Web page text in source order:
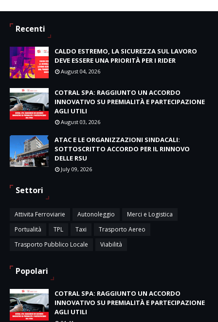
Recenti
CALDO ESTREMO, LA SICUREZZA SUL LAVORO
DEVE ESSERE UNA PRIORITÀ PER I RIDER
August 04, 2026
COTRAL SPA: RAGGIUNTO UN ACCORDO
INNOVATIVO SU PREMIALITÀ E PARTECIPAZIONE
AGLI UTILI
August 03, 2026
ATAC E LE ORGANIZZAZIONI SINDACALI:
SOTTOSCRITTO ACCORDO PER IL RINNOVO
DELLE RSU
July 09, 2026
Settori
Attivita Ferroviarie Autonoleggio
Merci e Logistica
Portualità
TPL Taxi
Trasporto Aereo
Trasporto Pubblico Locale
Viabilità
Popolari
COTRAL SPA: RAGGIUNTO UN ACCORDO
INNOVATIVO SU PREMIALITÀ E PARTECIPAZIONE
AGLI UTILI